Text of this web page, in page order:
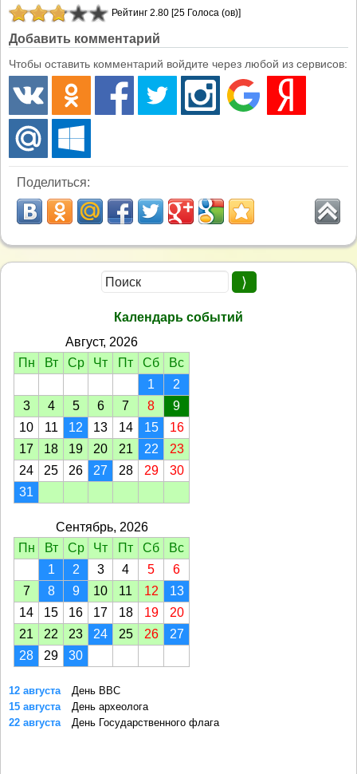
Рейтинг 2.80 [25 Голоса (ов)]
Добавить комментарий
Чтобы оставить комментарий войдите через любой из сервисов:
Поделиться:
Календарь событий
Август, 2026
Пн
Вт Ср Чт Пт Сб
Вс
1
2
3
4 5 6 7 8
9
10
11 12 13 14 15
16
17
18 19 20 21 22
23
24
25 26 27 28 29
30
31
Сентябрь, 2026
Пн
Вт Ср Чт Пт Сб
Вс
1
2 3 4 5
6
7
8 9 10 11 12
13
14
15 16 17 18 19
20
21
22 23 24 25 26
27
28
29 30
12 августа
День ВВС
15 августа
День археолога
22 августа
День Государственного флага